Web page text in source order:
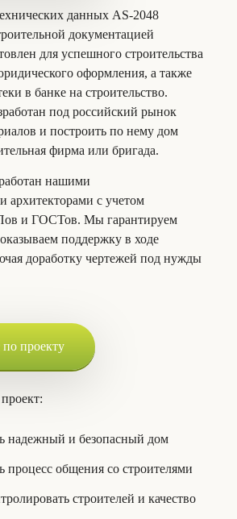
данных AS-2048
документацией
для успешного строительства
оформления, а также
в банке на строительство.
под российский рынок
и построить по нему дом
фирма или бригада.
нашими
архитекторами с учетом
и ГОСТов. Мы гарантируем
поддержку в ходе
доработку чертежей под нужды
по проекту
надежный и безопасный дом
процесс общения со строителями
строителей и качество